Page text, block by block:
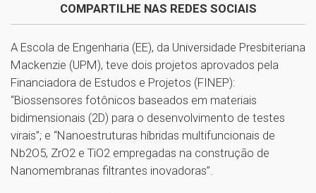
COMPARTILHE NAS REDES SOCIAIS
A Escola de Engenharia (EE), da Universidade Presbiteriana
Mackenzie (UPM), teve dois projetos aprovados pela
Financiadora de Estudos e Projetos (FINEP):
“Biossensores fotônicos baseados em materiais
bidimensionais (2D) para o desenvolvimento de testes
virais”; e “Nanoestruturas híbridas multifuncionais de
Nb2O5, ZrO2 e TiO2 empregadas na construção de
Nanomembranas filtrantes inovadoras”.